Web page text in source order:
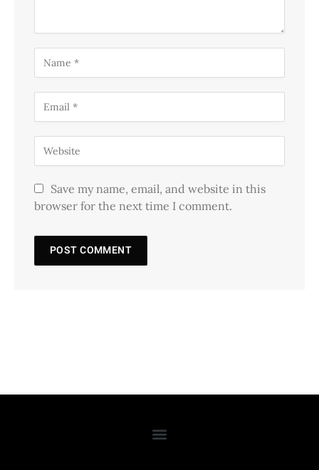
Save my name, email, and website in this
browser for the next time I comment.